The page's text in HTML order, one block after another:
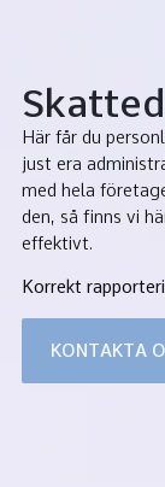
Här får du
just era
med hela
den, så finns vi
effektivt.
Korrekt
KONTAKTA